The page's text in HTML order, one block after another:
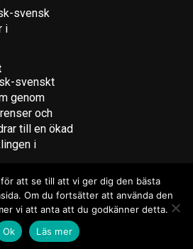
svensk
i
svenskt
genom
och
till en ökad
i
Theme. Theme by MVP Themes, powered
by WordPress.
att se till att vi ger dig den bästa
Om du fortsätter att använda den
vi att anta att du godkänner detta.
Ok
Läs mer